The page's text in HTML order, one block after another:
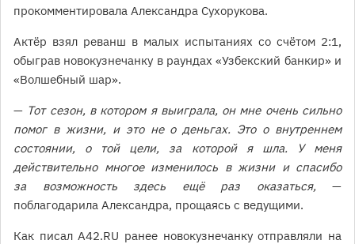
прокомментировала Александра Сухорукова.
Актёр взял реванш в малых испытаниях со счётом 2:1,
обыграв новокузнечанку в раундах «Узбекский банкир» и
«Волшебный шар».
— Тот сезон, в котором я выиграла, он мне очень сильно
помог в жизни, и это не о деньгах. Это о внутреннем
состоянии, о той цели, за которой я шла. У меня
действительно многое изменилось в жизни и спасибо
за возможность здесь ещё раз оказаться, —
поблагодарила Александра, прощаясь с ведущими.
Как писал A42.RU ранее новокузнечанку отправляли на